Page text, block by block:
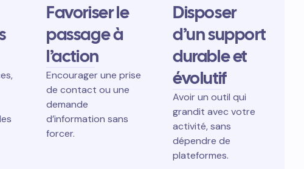
Favoriser le
passage à
l’action
Encourager une prise
de contact ou une
demande
d’information sans
forcer.
Disposer
d’un support
durable et
évolutif
Avoir un outil qui
grandit avec votre
activité, sans
dépendre de
plateformes.